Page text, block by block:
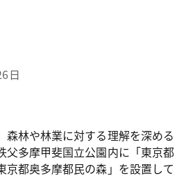
日
森林や林業に対する理解を深める
父多摩甲斐国立公園内に「東京都
京都奥多摩都民の森」を設置して